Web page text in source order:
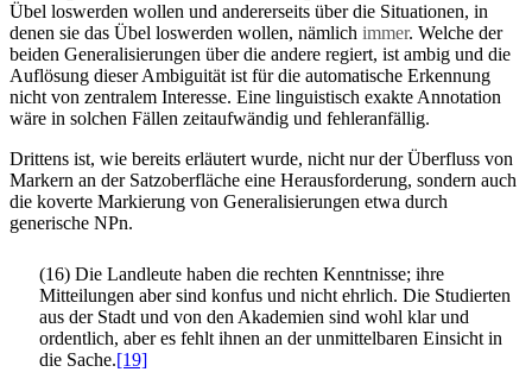
Übel loswerden wollen und andererseits über die Situationen, in
denen sie das Übel loswerden wollen, nämlich immer. Welche der
beiden Generalisierungen über die andere regiert, ist ambig und die
Auflösung dieser Ambiguität ist für die automatische Erkennung
nicht von zentralem Interesse. Eine linguistisch exakte Annotation
wäre in solchen Fällen zeitaufwändig und fehleranfällig.
Drittens ist, wie bereits erläutert wurde, nicht nur der Überfluss von
Markern an der Satzoberfläche eine Herausforderung, sondern auch
die koverte Markierung von Generalisierungen etwa durch
generische NPn.
(16) Die Landleute haben die rechten Kenntnisse; ihre
Mitteilungen aber sind konfus und nicht ehrlich. Die Studierten
aus der Stadt und von den Akademien sind wohl klar und
ordentlich, aber es fehlt ihnen an der unmittelbaren Einsicht in
die Sache.[19]